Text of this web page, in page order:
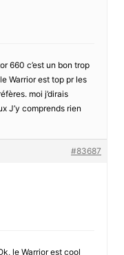
660 c’est un bon trop
Warrior est top pr les
moi j’dirais
J’y comprends rien
#83687
le Warrior est cool